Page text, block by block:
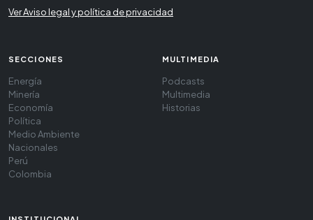
Ver Aviso legal y política de privacidad
SECCIONES
Energía
Minería
Economía
Política
Medio Ambiente
Nacionales
Perú
Colombia
MULTIMEDIA
Podcasts
Multimedia
Historias